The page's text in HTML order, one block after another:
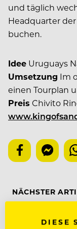
und täglich
Headquarter
buchen.
Idee Uruguays
Umsetzung Im
einen Tourplan
Preis Chivito
NÄCHSTER
DIESE